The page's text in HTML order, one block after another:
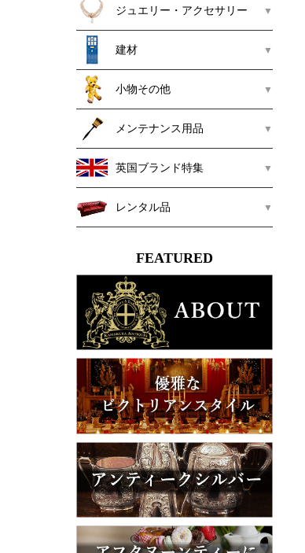
ジュエリー・アクセサリー
建材
小物その他
メンテナンス用品
英国ブランド特集
レンタル品
FEATURED